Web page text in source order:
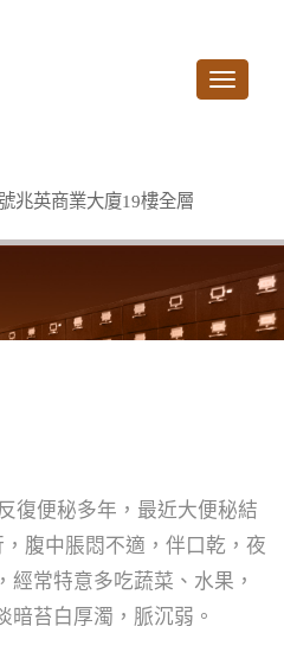
Toggle
兆英商業大廈19樓全層
復便秘多年，最近大便秘結
腹中脹悶不適，伴口乾，夜
經常特意多吃蔬菜、水果，
暗苔白厚濁，脈沉弱。